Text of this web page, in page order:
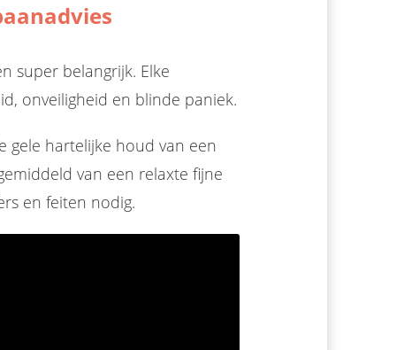
super belangrijk. Elke
onveiligheid en blinde paniek.
gele hartelijke houd van een
van een relaxte fijne
en feiten nodig.